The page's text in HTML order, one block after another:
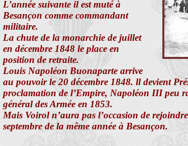
L’année suivante il est muté à
Besançon comme commandant
militaire.
La chute de la monarchie de juillet
en décembre 1848 le place en
position de retraite.
Louis Napoléon Buonaparte arrive
au pouvoir le 20 décembre 1848. ll devient
proclamation de l’Empire, Napoléon III peu
général des Armée en 1853.
Mais Voirol n’aura pas l’occasion de
septembre de la même année à Besançon.